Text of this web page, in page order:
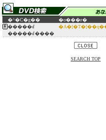
�^�C�g�� �o���ғ�
�����ꂽ
�����ꂽ����
SEARCH TOP